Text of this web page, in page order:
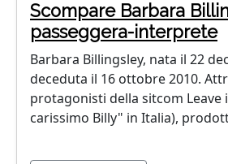
Scompare Barbara
passeggera-interprete
Barbara Billingsley, nata il 22
deceduta il 16 ottobre 2010.
protagonisti della sitcom Leave
carissimo Billy" in Italia),